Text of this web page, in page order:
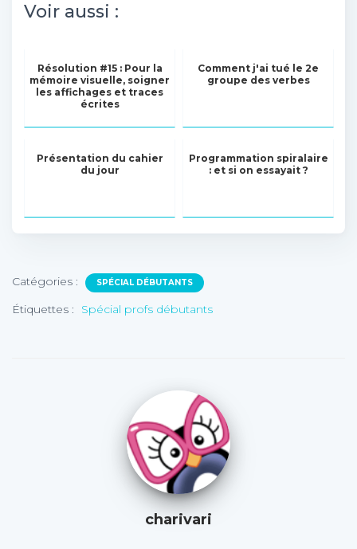
Voir aussi :
Résolution #15 : Pour la
mémoire visuelle, soigner
les affichages et traces
écrites
Comment j'ai tué le 2e
groupe des verbes
Présentation du cahier
du jour
Programmation spiralaire
: et si on essayait ?
Catégories : SPÉCIAL DÉBUTANTS
Étiquettes : Spécial profs débutants
charivari